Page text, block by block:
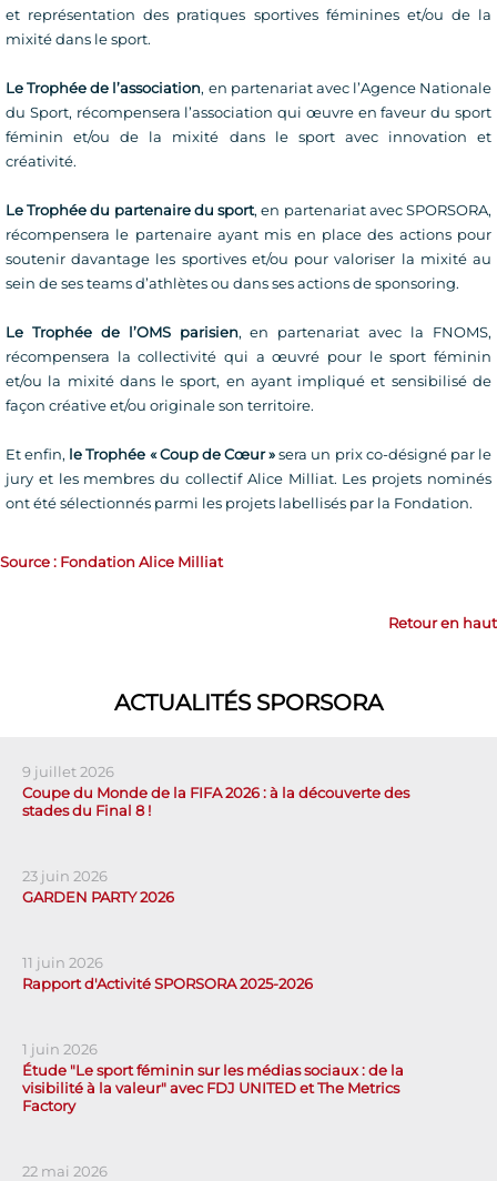
et représentation des pratiques sportives féminines et/ou de la
mixité dans le sport.
Le Trophée de l’association, en partenariat avec l’Agence Nationale
du Sport, récompensera l’association qui œuvre en faveur du sport
féminin et/ou de la mixité dans le sport avec innovation et
créativité.
Le Trophée du partenaire du sport, en partenariat avec SPORSORA,
récompensera le partenaire ayant mis en place des actions pour
soutenir davantage les sportives et/ou pour valoriser la mixité au
sein de ses teams d’athlètes ou dans ses actions de sponsoring.
Le Trophée de l’OMS parisien, en partenariat avec la FNOMS,
récompensera la collectivité qui a œuvré pour le sport féminin
et/ou la mixité dans le sport, en ayant impliqué et sensibilisé de
façon créative et/ou originale son territoire.
Et enfin, le Trophée « Coup de Cœur »sera un prix co-désigné par le
jury et les membres du collectif Alice Milliat. Les projets nominés
ont été sélectionnés parmi les projets labellisés par la Fondation.
Source : Fondation Alice Milliat
Retour en haut
ACTUALITÉS SPORSORA
9 juillet 2026
Coupe du Monde de la FIFA 2026 : à la découverte des
stades du Final 8 !
23 juin 2026
GARDEN PARTY 2026
11 juin 2026
Rapport d'Activité SPORSORA 2025-2026
1 juin 2026
Étude "Le sport féminin sur les médias sociaux : de la
visibilité à la valeur" avec FDJ UNITED et The Metrics
Factory
22 mai 2026